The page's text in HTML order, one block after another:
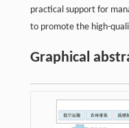
practical support for
to promote the high-
Graphical